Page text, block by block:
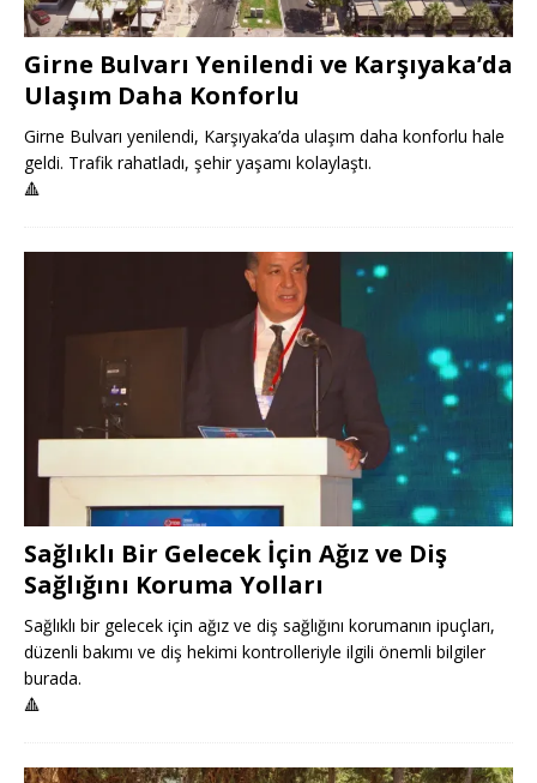
Girne Bulvarı Yenilendi ve Karşıyaka’da
Ulaşım Daha Konforlu
Girne Bulvarı yenilendi, Karşıyaka’da ulaşım daha konforlu hale
geldi. Trafik rahatladı, şehir yaşamı kolaylaştı.
🔺
Sağlıklı Bir Gelecek İçin Ağız ve Diş
Sağlığını Koruma Yolları
Sağlıklı bir gelecek için ağız ve diş sağlığını korumanın ipuçları,
düzenli bakımı ve diş hekimi kontrolleriyle ilgili önemli bilgiler
burada.
🔺